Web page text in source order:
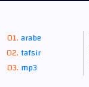
arabe
tafsir
mp3